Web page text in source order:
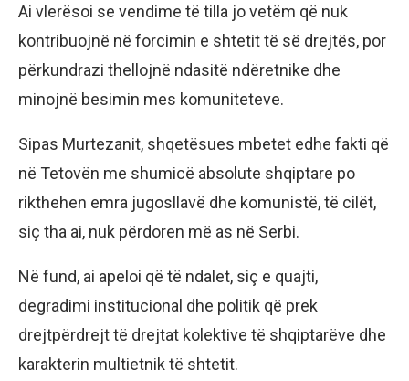
Ai vlerësoi se vendime të tilla jo vetëm që nuk
kontribuojnë në forcimin e shtetit të së drejtës, por
përkundrazi thellojnë ndasitë ndëretnike dhe
minojnë besimin mes komuniteteve.
Sipas Murtezanit, shqetësues mbetet edhe fakti që
në Tetovën me shumicë absolute shqiptare po
rikthehen emra jugosllavë dhe komunistë, të cilët,
siç tha ai, nuk përdoren më as në Serbi.
Në fund, ai apeloi që të ndalet, siç e quajti,
degradimi institucional dhe politik që prek
drejtpërdrejt të drejtat kolektive të shqiptarëve dhe
karakterin multietnik të shtetit.